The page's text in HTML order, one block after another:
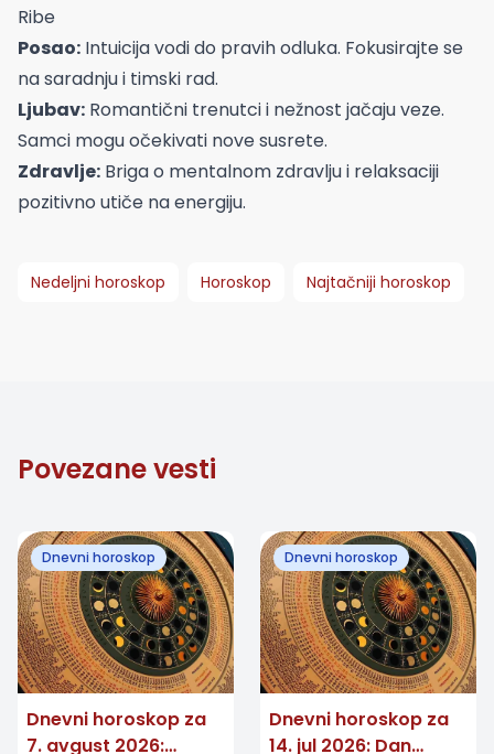
Ribe
Posao: Intuicija vodi do pravih odluka. Fokusirajte se
na saradnju i timski rad.
Ljubav: Romantični trenutci i nežnost jačaju veze.
Samci mogu očekivati nove susrete.
Zdravlje: Briga o mentalnom zdravlju i relaksaciji
pozitivno utiče na energiju.
Nedeljni horoskop Horoskop Najtačniji horoskop
Povezane vesti
Dnevni horoskop
Dnevni horoskop za
7. avgust 2026:
Dnevni horoskop
Dnevni horoskop za
14. jul 2026: Dan